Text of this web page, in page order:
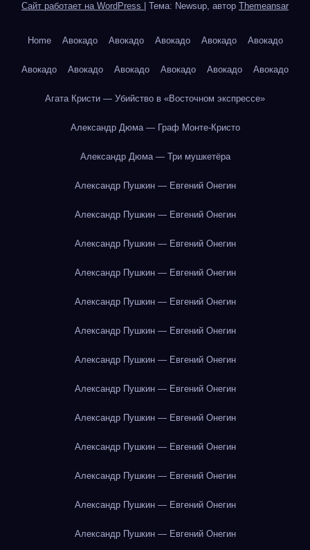
Сайт работает на WordPress Тема: Newsup, автор Themeansar
Home Авокадо Авокадо Авокадо Авокадо Авокадо
Авокадо Авокадо Авокадо Авокадо Авокадо Авокадо
Агата Кристи — Убийство в «Восточном экспрессе»
Александр Дюма — Граф Монте-Кристо
Александр Дюма — Три мушкетёра
Александр Пушкин — Евгений Онегин
Александр Пушкин — Евгений Онегин
Александр Пушкин — Евгений Онегин
Александр Пушкин — Евгений Онегин
Александр Пушкин — Евгений Онегин
Александр Пушкин — Евгений Онегин
Александр Пушкин — Евгений Онегин
Александр Пушкин — Евгений Онегин
Александр Пушкин — Евгений Онегин
Александр Пушкин — Евгений Онегин
Александр Пушкин — Евгений Онегин
Александр Пушкин — Евгений Онегин
Александр Пушкин — Евгений Онегин